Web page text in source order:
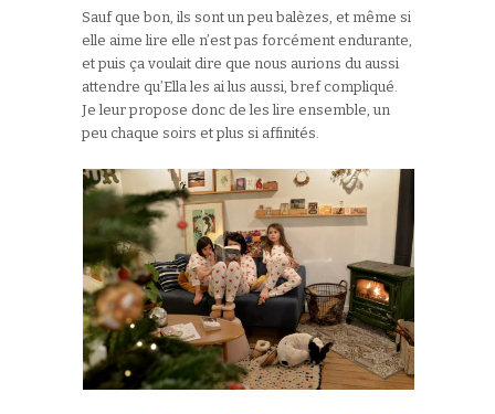
Sauf que bon, ils sont un peu balèzes, et même si
elle aime lire elle n’est pas forcément endurante,
et puis ça voulait dire que nous aurions du aussi
attendre qu’Ella les ai lus aussi, bref compliqué.
Je leur propose donc de les lire ensemble, un
peu chaque soirs et plus si affinités.